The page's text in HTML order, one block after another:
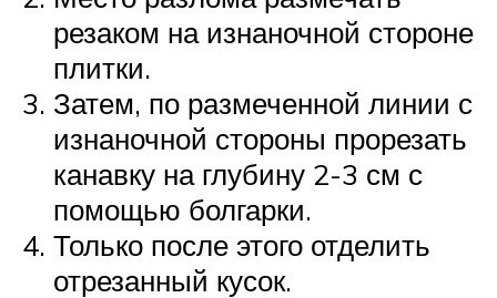
резаком на изнаночной стороне
плитки.
Затем, по размеченной линии с
изнаночной стороны прорезать
канавку на глубину 2-3 см с
помощью болгарки.
Только после этого отделить
отрезанный кусок.